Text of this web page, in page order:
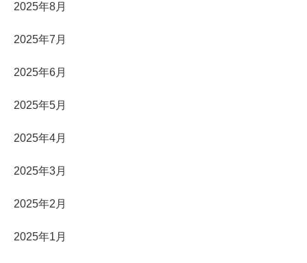
2025年8月
2025年7月
2025年6月
2025年5月
2025年4月
2025年3月
2025年2月
2025年1月